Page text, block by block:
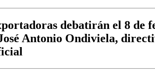
debatirán el 8 de
Antonio Ondiviela,